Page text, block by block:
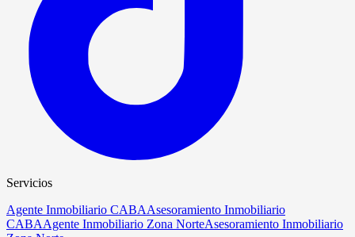
Servicios
Agente Inmobiliario CABAAsesoramiento Inmobiliario
CABAAgente Inmobiliario Zona NorteAsesoramiento Inmobiliario